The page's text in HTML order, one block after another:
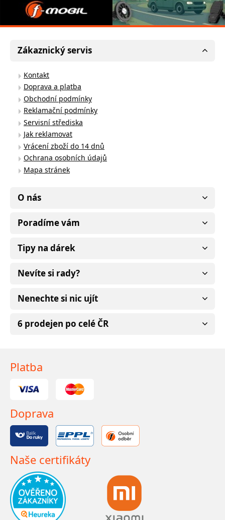
Zákaznický servis
Kontakt
Doprava a platba
Obchodní podmínky
Reklamační podmínky
Servisní střediska
Jak reklamovat
Vrácení zboží do 14 dnů
Ochrana osobních údajů
Mapa stránek
O nás
Poradíme vám
Tipy na dárek
Nevíte si rady?
Nenechte si nic ujít
6 prodejen po celé ČR
Platba
Doprava
Naše certifikáty